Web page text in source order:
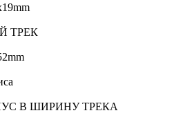
ТРЕК
В ШИРИНУ ТРЕКА